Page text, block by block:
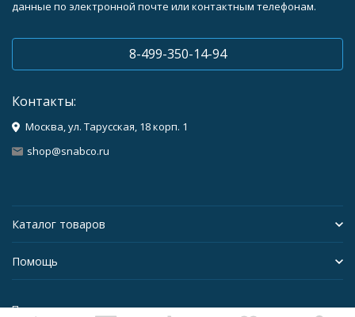
данные по электронной почте или контактным телефонам.
8-499-350-14-94
Контакты:
Москва, ул. Тарусская, 18 корп. 1
shop@snabco.ru
Каталог товаров
Помощь
Политика персональных данных